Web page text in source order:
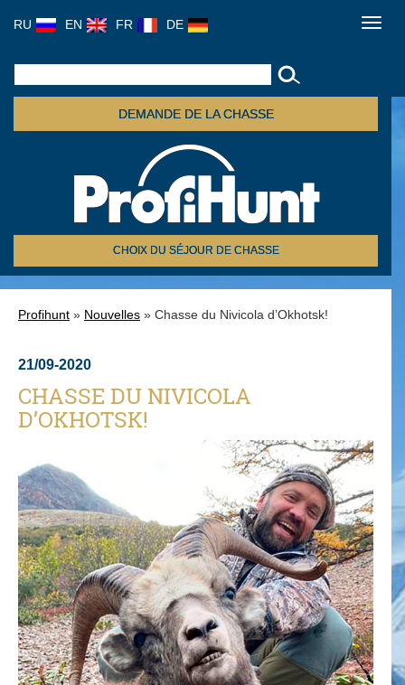
RU EN FR DE
DEMANDE DE LA CHASSE
CHOIX DU SÉJOUR DE CHASSE
Profihunt » Nouvelles » Chasse du Nivicola d’Okhotsk!
21/09-2020
CHASSE DU NIVICOLA
D’OKHOTSK!